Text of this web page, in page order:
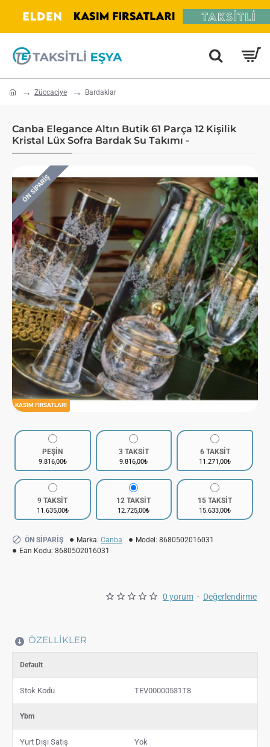
home Züccaciye Bardaklar
Canba Elegance Altın Butik 61 Parça 12 Kişilik
Kristal Lüx Sofra Bardak Su Takımı -
KASIM FIRSATLARI
ÖN SIPARIŞ
0 yorum - Değerlendirme
PEŞİN
9.816,00₺
3 TAKSİT
9.816,00₺
6 TAKSİT
11.271,00₺
9 TAKSİT
11.635,00₺
12 TAKSİT
12.725,00₺
15 TAKSİT
15.633,00₺
ÖN SIPARIŞ Marka: Canba Model: 8680502016031
Ean Kodu: 8680502016031
ÖZELLIKLER
Default
Stok Kodu TEV00000531T8
Ybm
Yurt Dışı Satış Yok